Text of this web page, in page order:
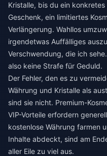
Kristalle, bis du ein
Geschenk, ein limitiertes
Verlängerung. Wahllos
irgendetwas Auffälliges
Verschwendung, die ich
also keine Strafe für Geduld.
Der Fehler, den es zu
Währung und Kristalle als
sind sie nicht. Premium-
VIP-Vorteile erfordern
kostenlose Währung farmen
Inhalte abdeckt, sind am
aller Eile zu viel aus.